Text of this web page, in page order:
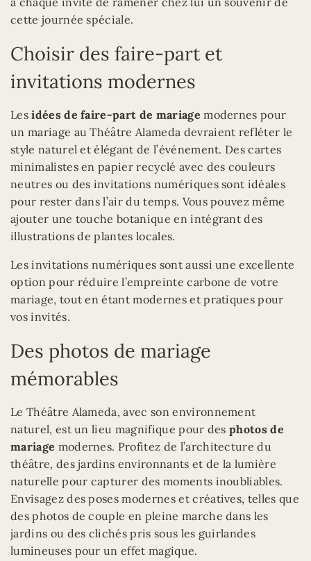
cette journée spéciale.
Choisir des faire-part et
invitations modernes
Lesidées de faire-part de mariage modernes pour
un mariage au Théâtre Alameda devraient refléter le
style naturel et élégant de l’événement. Des cartes
minimalistes en papier recyclé avec des couleurs
neutres ou des invitations numériques sont idéales
pour rester dans l’air du temps. Vous pouvez même
ajouter une touche botanique en intégrant des
illustrations de plantes locales.
Les invitations numériques sont aussi une excellente
option pour réduire l’empreinte carbone de votre
mariage, tout en étant modernes et pratiques pour
vos invités.
Des photos de mariage
mémorables
Le Théâtre Alameda, avec son environnement
naturel, est un lieu magnifique pour desphotos de
mariage modernes. Profitez de l’architecture du
théâtre, des jardins environnants et de la lumière
naturelle pour capturer des moments inoubliables.
Envisagez des poses modernes et créatives, telles que
des photos de couple en pleine marche dans les
jardins ou des clichés pris sous les guirlandes
lumineuses pour un effet magique.